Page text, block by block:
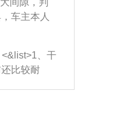
，车辆启
到燃烧
以让三元
的情况就
环与缸体
烧室中，
粘度。使用
有烧机油现
流动性，
间隙，判
车主本人
理厂或4s
尘罩破
使半轴磨
，产生异
套和球头
、干
比较耐